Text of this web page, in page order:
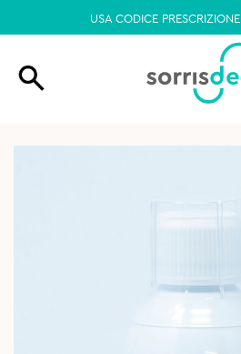
USA CODICE PRESCRIZIONE